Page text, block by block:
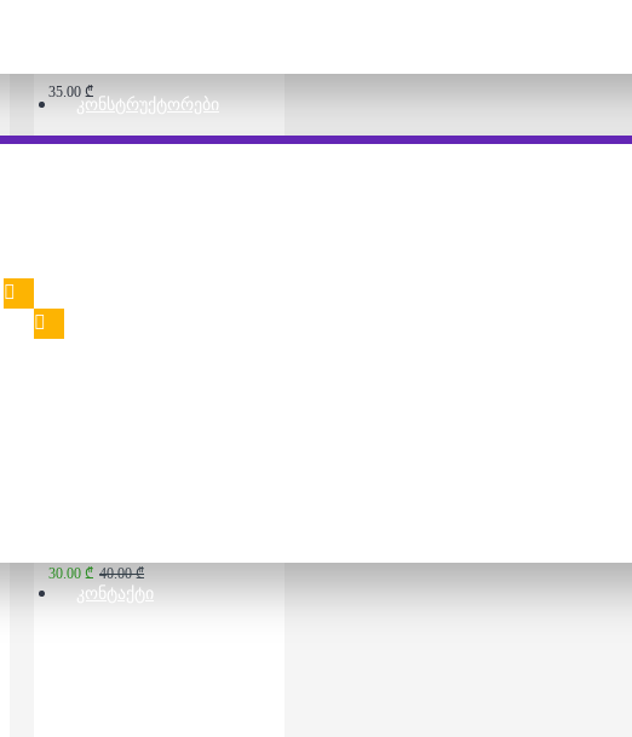
ᲙᲝᲜᲡᲢᲠᲣᲥᲢᲝᲠᲔᲑᲘ
ᲙᲝᲜᲢᲐᲥᲢᲘ
35.00 ₾
30.00 ₾
30.00 ₾ 40.00 ₾